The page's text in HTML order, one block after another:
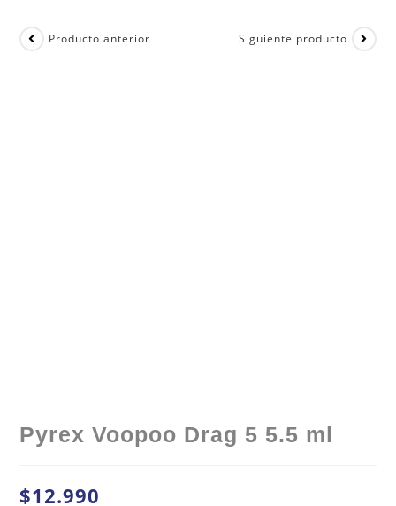
Producto anterior Siguiente producto
Pyrex Voopoo Drag 5 5.5 ml
$12.990